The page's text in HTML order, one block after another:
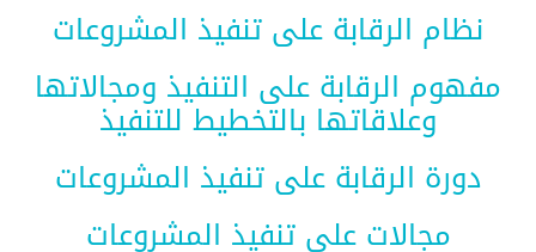
نظام الرقابة على تنفيذ المشروعات
مفهوم الرقابة على التنفيذ ومجالاتها
وعلاقاتها بالتخطيط للتنفيذ
دورة الرقابة على تنفيذ المشروعات
مجالات على تنفيذ المشروعات